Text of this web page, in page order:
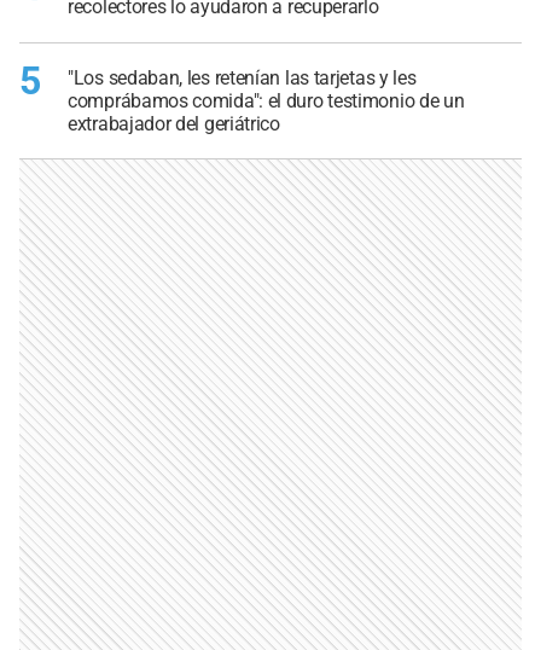
recolectores lo ayudaron a recuperarlo
5
"Los sedaban, les retenían las tarjetas y les
comprábamos comida": el duro testimonio de un
extrabajador del geriátrico